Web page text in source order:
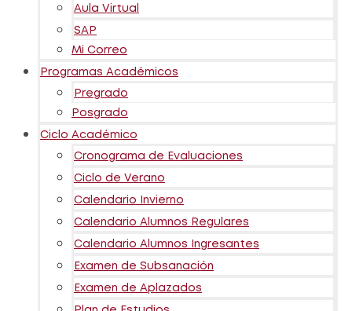
Aula Virtual
SAP
Mi Correo
Programas Académicos
Pregrado
Posgrado
Ciclo Académico
Cronograma de Evaluaciones
Ciclo de Verano
Calendario Invierno
Calendario Alumnos Regulares
Calendario Alumnos Ingresantes
Examen de Subsanación
Examen de Aplazados